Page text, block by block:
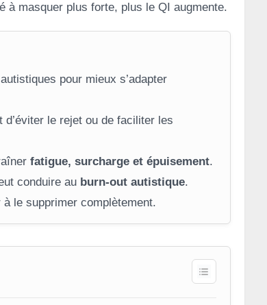
à masquer plus forte, plus le QI augmente.
pour mieux s’adapter
d’éviter le rejet ou de faciliter les
fatigue, surcharge et épuisement.
conduire au burn-out autistique.
le supprimer complètement.